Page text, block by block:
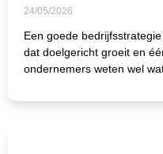
24/05/2026
Een goede
dat doelgericht groeit en
ondernemers weten wel